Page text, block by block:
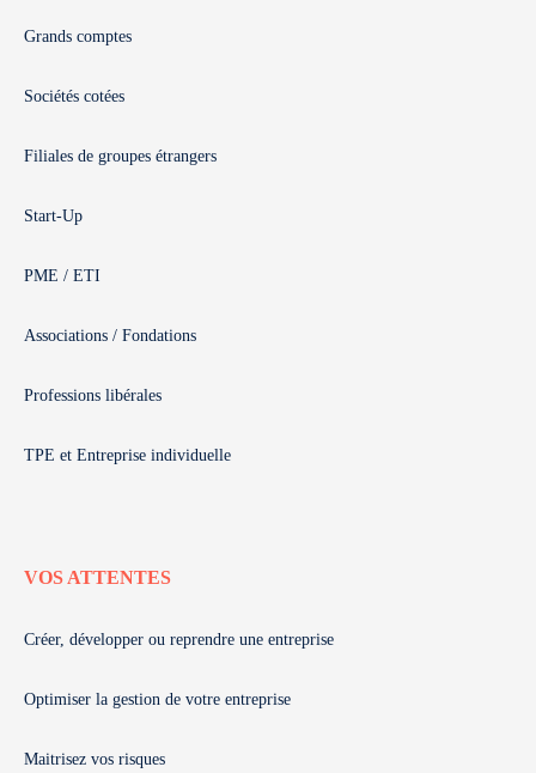
Grands comptes
Sociétés cotées
Filiales de groupes étrangers
Start-Up
PME / ETI
Associations / Fondations
Professions libérales
TPE et Entreprise individuelle
VOS ATTENTES
Créer, développer ou reprendre une entreprise
Optimiser la gestion de votre entreprise
Maitrisez vos risques